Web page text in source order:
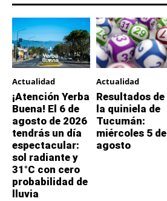
Actualidad
¡Atención Yerba
Buena! El 6 de
agosto de 2026
tendrás un día
espectacular:
sol radiante y
31°C con cero
probabilidad de
lluvia
Actualidad
Resultados de
la quiniela de
Tucumán:
miércoles 5 de
agosto